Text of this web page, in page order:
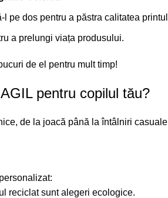
l pe dos pentru a păstra calitatea
a prelungi viața produsului.
de el pentru mult timp!
pentru copilul tău?
de la joacă până la întâlniri
reciclat sunt alegeri ecologice.